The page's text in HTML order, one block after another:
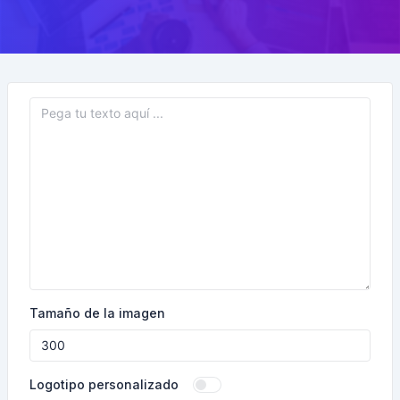
Tamaño de la imagen
Logotipo personalizado